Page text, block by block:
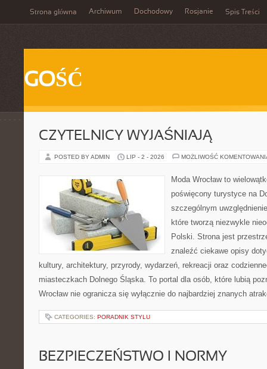
Strona główna Archiwum Dochodowy Rosjanie Spis Treści
GOŚĆ
CZYTELNICY WYJAŚNIAJĄ
POSTED BY ADMIN LIP - 2 - 2026 MOŻLIWOŚĆ
Moda Wrocław to
poświęcony turystyce na
szczególnym
które tworzą niezwykle
Polski. Strona jest
znaleźć ciekawe opisy
kultury, architektury, przyrody, wydarzeń, rekreacji oraz
miasteczkach Dolnego Śląska. To portal dla osób, które lubią
Wrocław nie ogranicza się wyłącznie do najbardziej znanych
CATEGORIES: PORADNIK STYLU
BEZPIECZEŃSTWO I NORMY